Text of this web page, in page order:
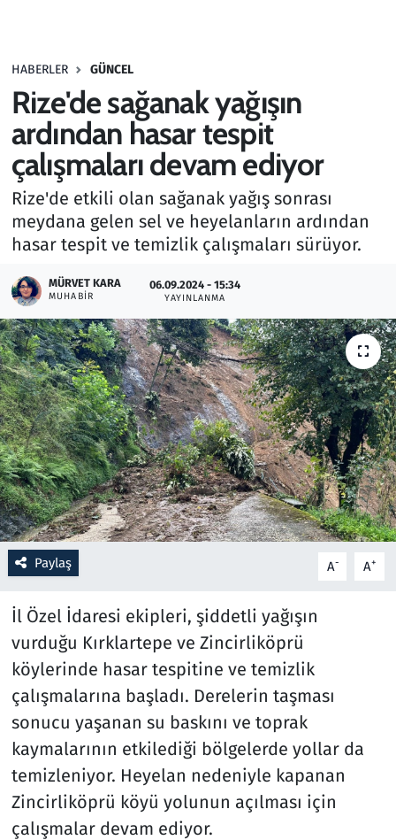
HABERLER GÜNCEL
Rize'de sağanak yağışın
ardından hasar tespit
çalışmaları devam ediyor
Rize'de etkili olan sağanak yağış sonrası
meydana gelen sel ve heyelanların ardından
hasar tespit ve temizlik çalışmaları sürüyor.
MÜRVET KARA
MUHABIR
06.09.2024 - 15:34
YAYINLANMA
Paylaş A- A+
İl Özel İdaresi ekipleri, şiddetli yağışın
vurduğu Kırklartepe ve Zincirliköprü
köylerinde hasar tespitine ve temizlik
çalışmalarına başladı. Derelerin taşması
sonucu yaşanan su baskını ve toprak
kaymalarının etkilediği bölgelerde yollar da
temizleniyor. Heyelan nedeniyle kapanan
Zincirliköprü köyü yolunun açılması için
çalışmalar devam ediyor.
Haber
Kültür Sanat
Kurumsal Haberler
Lezzet Durağı
Memur ve Kamu
Otomobil
Oyun
Ramazan
Resmi İlanlar
Rüya Tabirleri
Sağlık
Savunma Sanayi
Seçim 2023
Spor
Teknoloji ve Bilim
Televizyon